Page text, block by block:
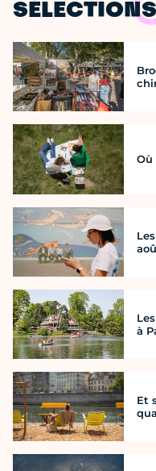
SÉLECTIONS
Où
à
Et